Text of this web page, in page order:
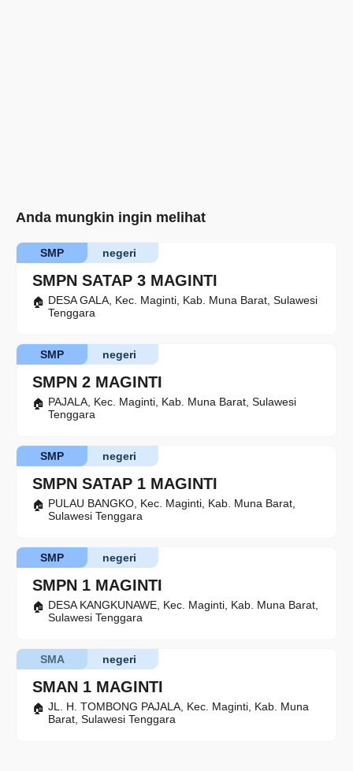
Anda mungkin ingin melihat
SMPN SATAP 3 MAGINTI
negeri
SMP
DESA GALA, Kec. Maginti, Kab. Muna Barat, Sulawesi
Tenggara
SMPN 2 MAGINTI
negeri
SMP
PAJALA, Kec. Maginti, Kab. Muna Barat, Sulawesi
Tenggara
SMPN SATAP 1 MAGINTI
negeri
SMP
PULAU BANGKO, Kec. Maginti, Kab. Muna Barat,
Sulawesi Tenggara
SMPN 1 MAGINTI
negeri
SMP
DESA KANGKUNAWE, Kec. Maginti, Kab. Muna Barat,
Sulawesi Tenggara
SMAN 1 MAGINTI
negeri
SMA
JL. H. TOMBONG PAJALA, Kec. Maginti, Kab. Muna
Barat, Sulawesi Tenggara